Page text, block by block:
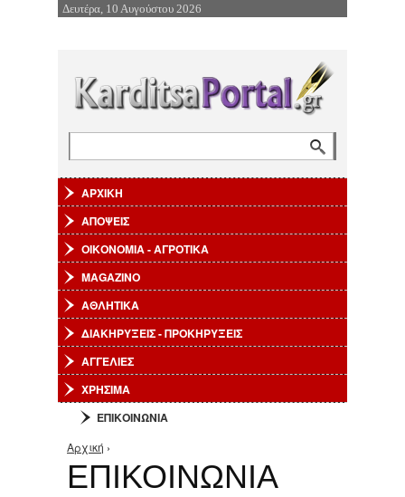
Επιστροφή στην Πλοήγηση
Δευτέρα, 10 Αυγούστου 2026
ΑΡΧΙΚΗ
ΑΠΟΨΕΙΣ
ΟΙΚΟΝΟΜΙΑ - ΑΓΡΟΤΙΚΑ
MAGAZINO
ΑΘΛΗΤΙΚΑ
ΔΙΑΚΗΡΥΞΕΙΣ - ΠΡΟΚΗΡΥΞΕΙΣ
ΑΓΓΕΛΙΕΣ
ΧΡΗΣΙΜΑ
ΕΠΙΚΟΙΝΩΝΙΑ
Είστε εδώ
Αρχική ›
ΕΠΙΚΟΙΝΩΝΙΑ